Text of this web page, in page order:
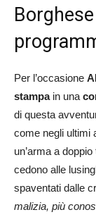
Per l’occasione
stampain una
di questa
come negli ultimi
un’arma a
cedono alle
spaventati dalle
malizia, più